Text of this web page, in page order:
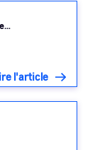
l'article